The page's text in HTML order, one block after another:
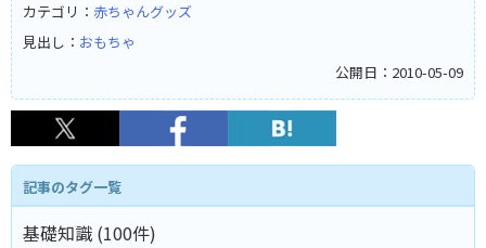
カテゴリ： 赤ちゃんグッズ
見出し： おもちゃ
公開日：2010-05-09
記事のタグ一覧
基礎知識 (100件)